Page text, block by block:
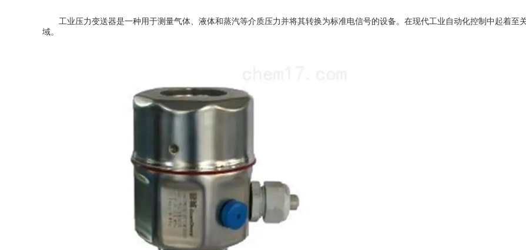
工业压力变送器是一种用于测量气体、液体和蒸汽等介质压力并将其转换为标准电信号的设备。在现代工业自动化控制中起着至
域。